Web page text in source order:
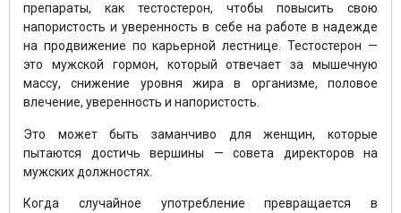
препараты, как тестостерон, чтобы повысить свою
напористость и уверенность в себе на работе в надежде
на продвижение по карьерной лестнице. Тестостерон —
это мужской гормон, который отвечает за мышечную
массу, снижение уровня жира в организме, половое
влечение, уверенность и напористость.
Это может быть заманчиво для женщин, которые
пытаются достичь вершины — совета директоров на
мужских должностях.
Когда случайное употребление превращается в